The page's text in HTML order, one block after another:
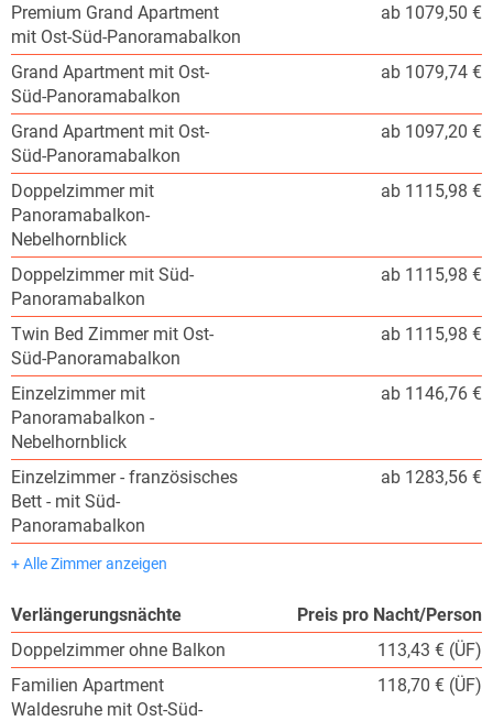
Premium Grand Apartment
mit Ost-Süd-Panoramabalkon
ab 1079,50 €
Grand Apartment mit Ost-
Süd-Panoramabalkon
ab 1079,74 €
Grand Apartment mit Ost-
Süd-Panoramabalkon
ab 1097,20 €
Doppelzimmer mit
Panoramabalkon-
Nebelhornblick
ab 1115,98 €
Doppelzimmer mit Süd-
Panoramabalkon
ab 1115,98 €
Twin Bed Zimmer mit Ost-
Süd-Panoramabalkon
ab 1115,98 €
Einzelzimmer mit
Panoramabalkon -
Nebelhornblick
ab 1146,76 €
Einzelzimmer - französisches
Bett - mit Süd-
Panoramabalkon
ab 1283,56 €
+ Alle Zimmer anzeigen
Verlängerungsnächte
Preis pro Nacht/Person
Doppelzimmer ohne Balkon
113,43 € (ÜF)
Familien Apartment
Waldesruhe mit Ost-Süd-
118,70 € (ÜF)